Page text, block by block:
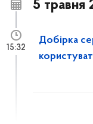
5 травня
Добірка
15:32